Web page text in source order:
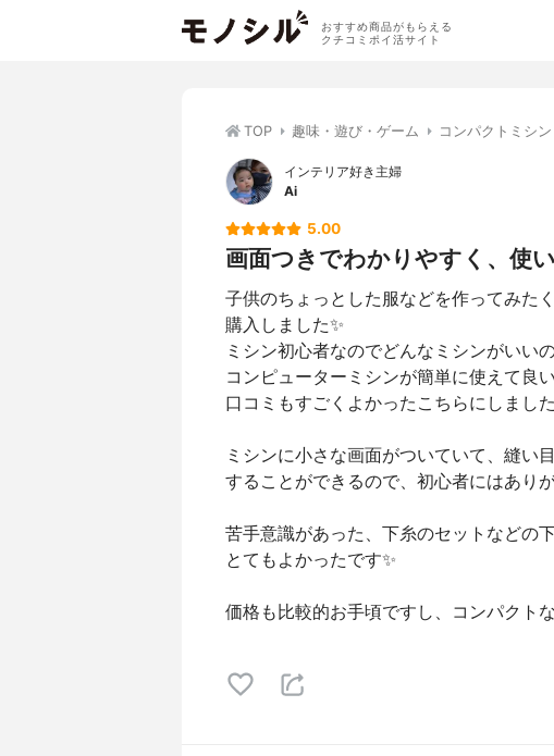
おすすめ商品がもらえる
クチコミポイ活サイト
TOP 趣味・遊び・ゲーム コンパクトミシン
インテリア好き主婦
Ai
5.00
画面つきでわかりやすく、使
子供のちょっとした服などを作ってみた
購入しました✨
ミシン初心者なのでどんなミシンがいい
コンピューターミシンが簡単に使えて良
口コミもすごくよかったこちらにしまし
ミシンに小さな画面がついていて、縫い
することができるので、初心者にはあり
苦手意識があった、下糸のセットなどの
とてもよかったです✨
価格も比較的お手頃ですし、コンパク